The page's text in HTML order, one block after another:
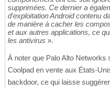
supprimées. Ce dernier a
d'exploitation Android contenu
de manière à cacher les
et aux autres applications, ce
les antivirus ».
À noter que Palo Alto Networks
Coolpad en vente aux États-
backdoor, ce qui laisse